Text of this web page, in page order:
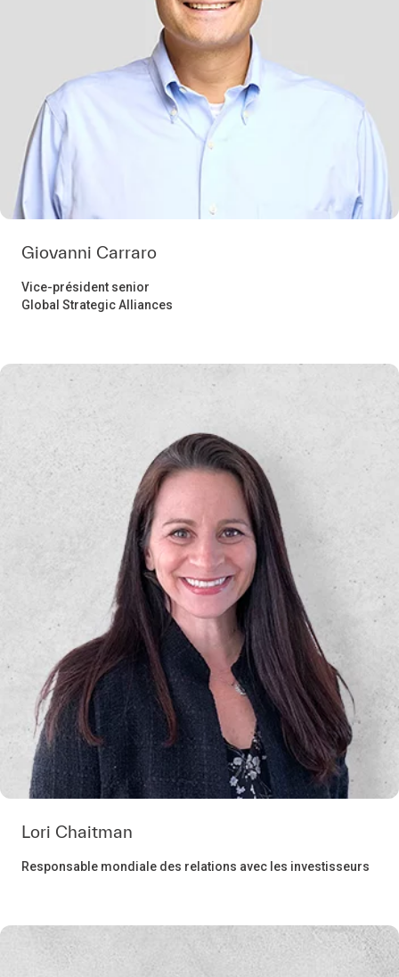
Giovanni Carraro
Vice-président senior
Global Strategic Alliances
Lori Chaitman
Responsable mondiale des relations avec les investisseurs